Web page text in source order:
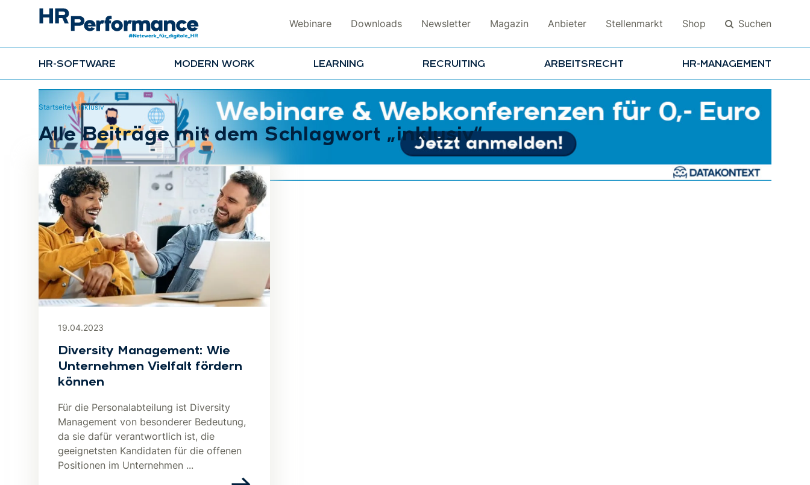
Webinare Downloads Newsletter Magazin Anbieter Stellenmarkt Shop Suchen
HR-SOFTWARE MODERN WORK LEARNING RECRUITING ARBEITSRECHT HR-MANAGEMENT
Suchen
Startseite»inklusiv
Alle Beiträge mit dem Schlagwort „inklusiv“
19.04.2023
Diversity Management: Wie
Unternehmen Vielfalt fördern
können
Für die Personalabteilung ist Diversity
Management von besonderer Bedeutung,
da sie dafür verantwortlich ist, die
geeignetsten Kandidaten für die offenen
Positionen im Unternehmen ...